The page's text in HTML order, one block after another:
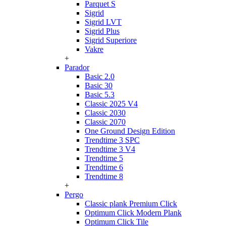
Parquet S
Sigrid
Sigrid LVT
Sigrid Plus
Sigrid Superiore
Vakre
+
Parador
Basic 2.0
Basic 30
Basic 5.3
Classic 2025 V4
Classic 2030
Classic 2070
One Ground Design Edition
Trendtime 3 SPC
Trendtime 3 V4
Trendtime 5
Trendtime 6
Trendtime 8
+
Pergo
Classic plank Premium Click
Optimum Click Modern Plank
Optimum Click Tile